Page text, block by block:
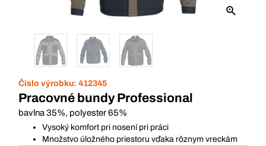
Číslo výrobku: 412345
Pracovné bundy Professional
bavlna 35%, polyester 65%
Vysoký komfort pri nosení pri práci
Množstvo úložného priestoru vďaka rôznym vreckám